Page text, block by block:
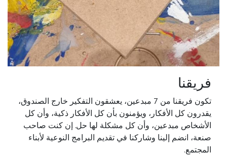
فريقنا
تكون فريقنا من 7 مبدعين، يعشقون التفكير خارج الصندوق،
يقدرون كل الأفكار، ويؤمنون بأن كل الأفكار ذكية، وأن كل
الأشخاص مبدعين، وأن كل مشكلة لها حل. إن كنت صاحب
صنعة، انضم إلينا وشاركنا في تقديم البرامج النوعية لأبناء
المجتمع.